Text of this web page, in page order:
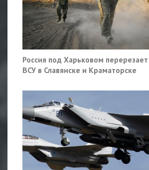
Россия под Харьковом
ВСУ в Славянске и Краматорске